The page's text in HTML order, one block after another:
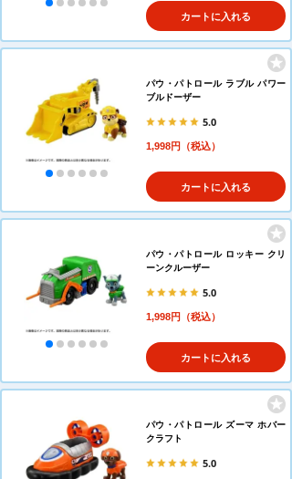
カートに入れる
パウ・パトロール ラブル パワー
ブルドーザー
5.0
1,998円（税込）
カートに入れる
パウ・パトロール ロッキー クリ
ーンクルーザー
5.0
1,998円（税込）
カートに入れる
パウ・パトロール ズーマ ホバー
クラフト
5.0